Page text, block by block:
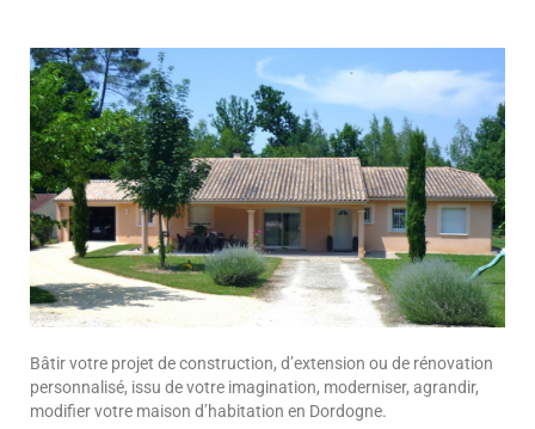
Bâtir votre projet de construction, d’extension ou de rénovation
personnalisé, issu de votre imagination, moderniser, agrandir,
modifier votre maison d’habitation en Dordogne.